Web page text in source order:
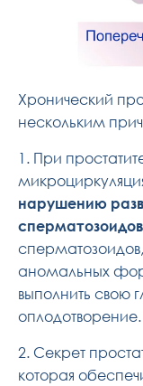
Хронический
нескольким
1. При
нарушению
аномальных
выполнить свою
оплодотворение.
2. Секрет
которая